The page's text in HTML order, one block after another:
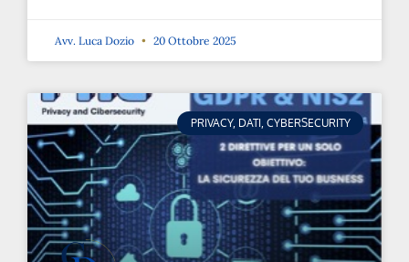
Avv. Luca Dozio 20 Ottobre 2025
PRIVACY, DATI, CYBERSECURITY